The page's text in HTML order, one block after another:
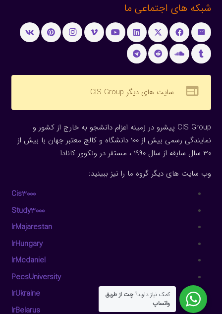
شبکه های اجتماعی ما
web سایت های دیگر CIS Group
CIS Group پیشرو در زمینه اعزام دانشجو به خارج از کشور و
نمایندگی رسمی بیش از 100 دانشگاه و کالج معتبر جهان با بیش از
30 سال سابقه از سال 1990 ، مستقر در ونکوور کانادا
وب سایت های دیگر گروه ما را نیز ببینید:
Cis3000
Study3000
IrMajarestan
IrHungary
IrMcdaniel
PecsUniversity
IrUkraine
IrBelarus
کمک نیاز دارید?چت از طریق
واتساپ